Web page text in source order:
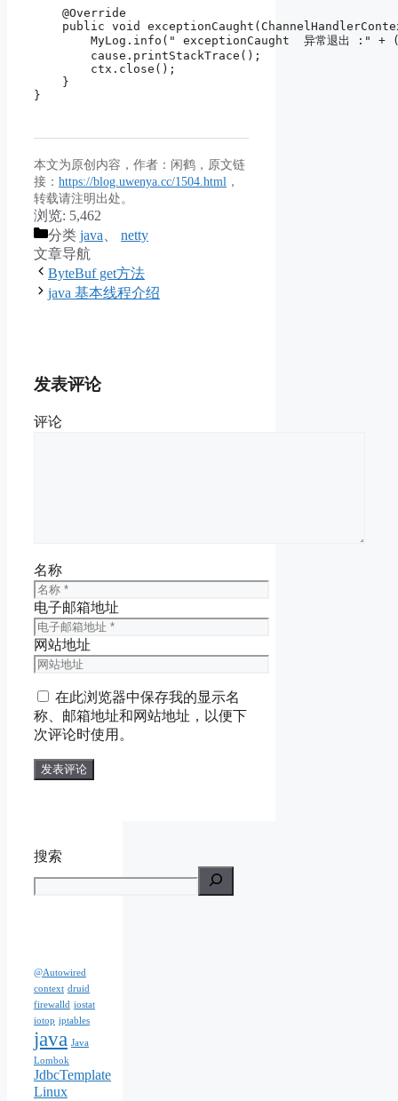
    @Override
public void
MyLog.info(" exceptionCaught  异常退出 :" +
        cause.printStackTrace();
        ctx.close();
    }
本文为原创内容，作者：闲鹤，原文链
接： https://blog.uwenya.cc/1504.html ，
转载请注明出处。
浏览: 5,462
分类 java、 netty
文章导航
ByteBuf get方法
java 基本线程介绍
发表评论
评论
名称
电子邮箱地址
网站地址
在此浏览器中保存我的显示名
称、邮箱地址和网站地址，以便下
次评论时使用。
搜索
@Autowired
context druid
firewalld iostat
iotop iptables
java Java
Lombok
JdbcTemplate
Linux